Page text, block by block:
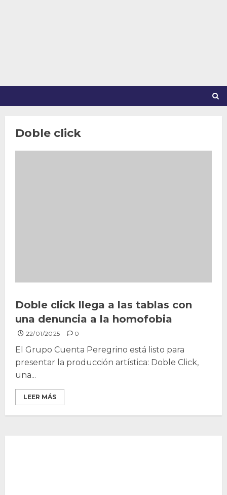
Doble click
Doble click llega a las tablas con
una denuncia a la homofobia
22/01/2025 0
El Grupo Cuenta Peregrino está listo para
presentar la producción artística: Doble Click,
una...
LEER MÁS